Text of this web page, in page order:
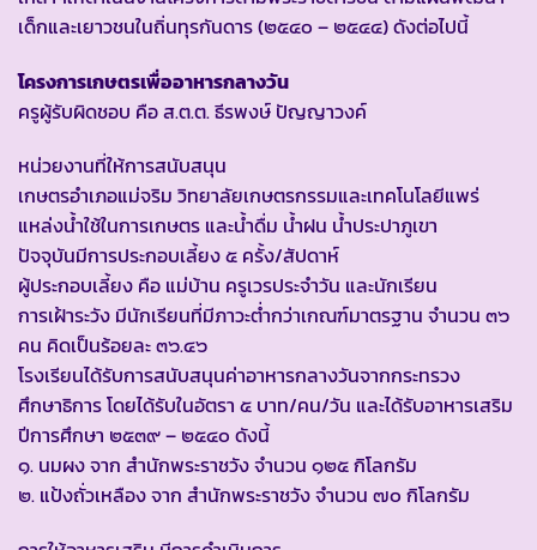
เด็กและเยาวชนในถิ่นทุรกันดาร (๒๕๔๐ – ๒๕๔๔) ดังต่อไปนี้
โครงการเกษตรเพื่ออาหารกลางวัน
ครูผู้รับผิดชอบ คือ ส.ต.ต. ธีรพงษ์ ปัญญาวงค์
หน่วยงานที่ให้การสนับสนุน
เกษตรอำเภอแม่จริม วิทยาลัยเกษตรกรรมและเทคโนโลยีแพร่
แหล่งน้ำใช้ในการเกษตร และน้ำดื่ม น้ำฝน น้ำประปาภูเขา
ปัจจุบันมีการประกอบเลี้ยง ๕ ครั้ง/สัปดาห์
ผู้ประกอบเลี้ยง คือ แม่บ้าน ครูเวรประจำวัน และนักเรียน
การเฝ้าระวัง มีนักเรียนที่มีภาวะต่ำกว่าเกณฑ์มาตรฐาน จำนวน ๓๖
คน คิดเป็นร้อยละ ๓๖.๔๖
โรงเรียนได้รับการสนับสนุนค่าอาหารกลางวันจากกระทรวง
ศึกษาธิการ โดยได้รับในอัตรา ๕ บาท/คน/วัน และได้รับอาหารเสริม
ปีการศึกษา ๒๕๓๙ – ๒๕๔๐ ดังนี้
๑. นมผง จาก สำนักพระราชวัง จำนวน ๑๒๕ กิโลกรัม
๒. แป้งถั่วเหลือง จาก สำนักพระราชวัง จำนวน ๗๐ กิโลกรัม